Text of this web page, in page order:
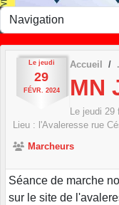
Le jeudi
29
FÉVR. 2024
Accueil
MN
Le jeudi 29
Lieu : l'Avaleresse rue
Marcheurs
Séance de marche
sur le site de